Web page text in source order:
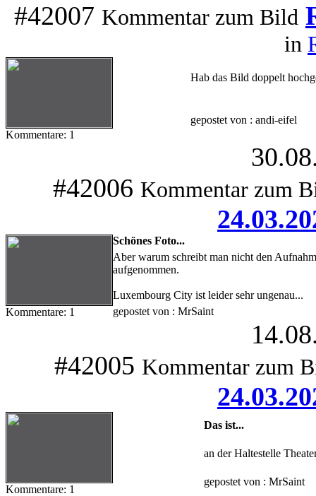
#42007 Kommentar zum Bild
in
Kommentare: 1
Hab das Bild doppelt
gepostet von : andi-eifel
#42006 Kommentar zum
Kommentare: 1
Schönes Foto...
Aber warum schreibt man nicht den
aufgenommen.
Luxembourg City ist leider sehr ungenau...
gepostet von : MrSaint
#42005 Kommentar zum
Kommentare: 1
Das ist...
an der Haltestelle
gepostet von : MrSaint